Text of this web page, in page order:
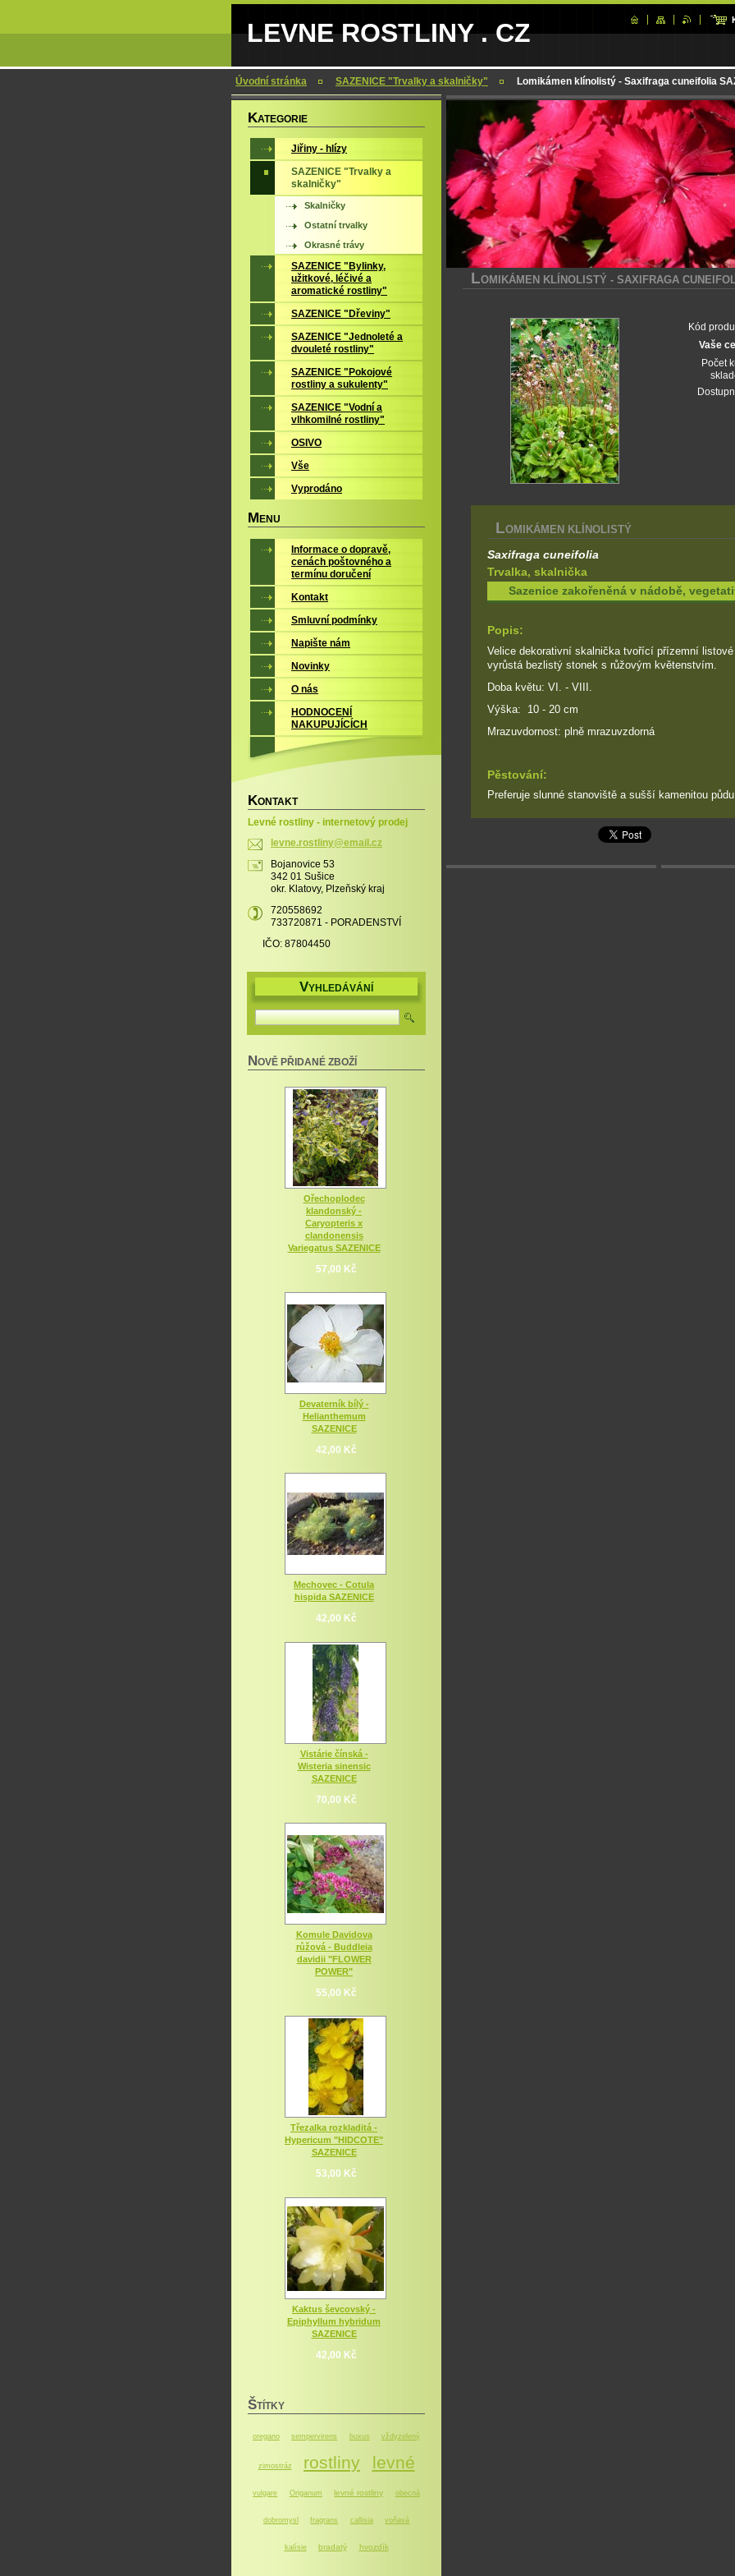
LEVNE ROSTLINY . CZ
Úvodní stránka SAZENICE "Trvalky a skalničky" Lomikámen klínolistý - Saxifraga cuneifolia
LOMIKÁMEN KLÍNOLISTÝ - SAXIFRAGA
Kód
Vaše
Počet
LOMIKÁMEN KLÍNOLISTÝ
Saxifraga cuneifolia
Trvalka, skalnička
Sazenice zakořeněná v nádobě,
Popis:
Velice dekorativní skalnička tvořící přízemní
vyrůstá bezlistý stonek s růžovým květenstvím.
Doba květu: VI. - VIII.
Výška: 10 - 20 cm
Mrazuvdornost: plně mrazuvzdorná
Pěstování:
Preferuje slunné stanoviště a sušší kamenitou
KATEGORIE
Jiřiny - hlízy
SAZENICE "Trvalky a
skalničky"
Skalničky
Ostatní trvalky
Okrasné trávy
SAZENICE "Bylinky,
užitkové, léčivé a
aromatické rostliny"
SAZENICE "Dřeviny"
SAZENICE "Jednoleté a
dvouleté rostliny"
SAZENICE "Pokojové
rostliny a sukulenty"
SAZENICE "Vodní a
vlhkomilné rostliny"
OSIVO
Vše
Vyprodáno
M ENU
Informace o dopravě,
cenách poštovného a
termínu doručení
Kontakt
Smluvní podmínky
Napište nám
Novinky
O nás
HODNOCENÍ
NAKUPUJÍCÍCH
KONTAKT
Levné rostliny - internetový prodej
levne.rostliny@email.cz
Bojanovice 53
342 01 Sušice
okr. Klatovy, Plzeňský kraj
720558692
733720871 - PORADENSTVÍ
IČO: 87804450
VYHLEDÁVÁNÍ
NOVĚ PŘIDANÉ ZBOŽÍ
Ořechoplodec
klandonský -
Caryopteris x
clandonensis
Variegatus SAZENICE
57,00 Kč
Devaterník bílý -
Helianthemum
SAZENICE
42,00 Kč
Mechovec - Cotula
hispida SAZENICE
42,00 Kč
Vistárie čínská -
Wisteria sinensic
SAZENICE
70,00 Kč
Komule Davidova
růžová - Buddleia
davidii "FLOWER
POWER"
55,00 Kč
Třezalka rozkladitá -
Hypericum "HIDCOTE"
SAZENICE
53,00 Kč
Kaktus ševcovský -
Epiphyllum hybridum
SAZENICE
42,00 Kč
ŠTÍTKY
oregano sempervirens buxus vždyzelený
zimostráz rostliny levné
vulgare Origanum levné rostliny obecná
dobromysl fragrans callisia voňavá
kalísie bradatý hvozdík